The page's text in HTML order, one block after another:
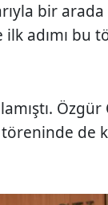
bir arada
adımı bu
Özgür
de